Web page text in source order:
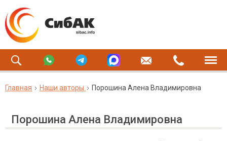
Главная Наши авторы Порошина Алена Владимировна
Порошина Алена Владимировна